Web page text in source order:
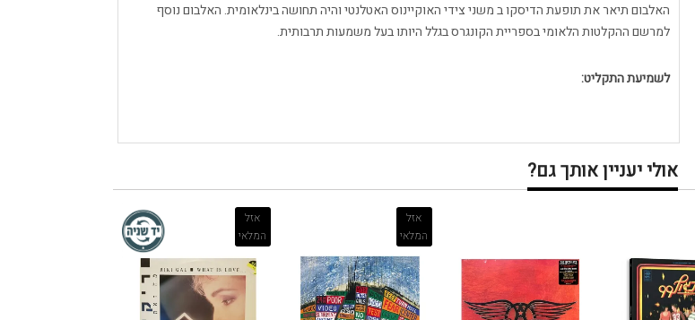
האלבום תיאר את תופעת הדיסקו ב משני צידי האוקיינוס ​​האטלנטי והיה תחושה בינלאומית. האלבום נוסף
למרשם ההקלטות הלאומי בספריית הקונגרס בגלל היותו בעל משמעות תרבותית.
לשמיעת התקליט:
אולי יעניין אותך גם?
אזל
המלאי
אזל
המלאי